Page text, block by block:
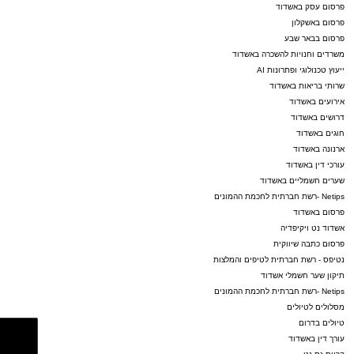
פרסום עסק באשדוד
פרסום באשקלון
פרסום בבאר שבע
משרדים וחנויות להשכרה באשדוד
ייעוץ טכנולוגי ופתרונות AI
שרותי בריאות באשדוד
אירועים באשדוד
דרושים באשדוד
חוגים באשדוד
ארנונה באשדוד
עורכי דין באשדוד
שערים חשמליים באשדוד
Netips -רשת חברתית לחכמת ההמונים
פרסום באשדוד
אשדוד נט ויקיפדיה
פרסום כתבה שיווקית
נטיפס - רשת חברתית לטיפים והמלצות
תיקון שער חשמלי אשדוד
Netips -רשת חברתית לחכמת ההמונים
מסלולים לטיולים
טיולים בדרום
עורך דין באשדוד